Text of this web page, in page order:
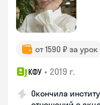
от 1590 ₽ за урок
КФУ • 2019 г.
Окончила